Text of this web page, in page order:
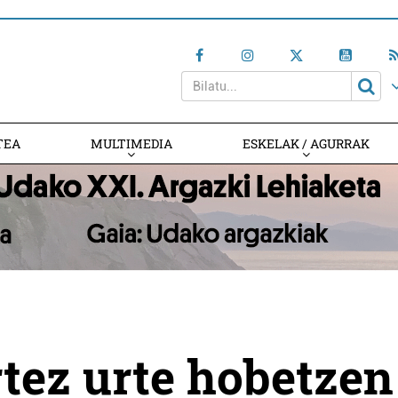
MULTIMEDIA ESKELAK / AGURRAK
urte hobetzen